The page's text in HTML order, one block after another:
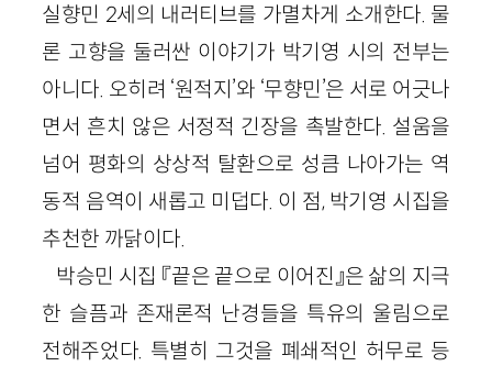
실향민 2세의 내러티브를 가멸차게 소개한다. 물
론 고향을 둘러싼 이야기가 박기영 시의 전부는
아니다. 오히려 ‘원적지’와 ‘무향민’은 서로 어긋나
면서 흔치 않은 서정적 긴장을 촉발한다. 설움을
넘어 평화의 상상적 탈환으로 성큼 나아가는 역
동적 음역이 새롭고 미덥다. 이 점, 박기영 시집을
추천한 까닭이다.
박승민 시집 『끝은 끝으로 이어진』은 삶의 지극
한 슬픔과 존재론적 난경들을 특유의 울림으로
전해주었다. 특별히 그것을 폐쇄적인 허무로 등